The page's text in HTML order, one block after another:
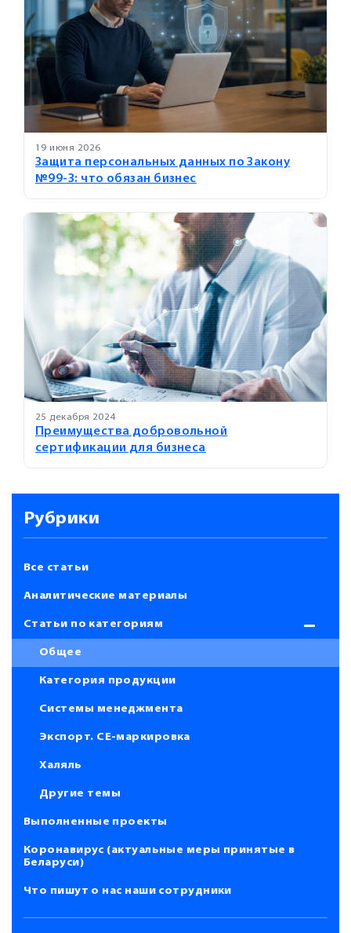
19 июня 2026
Защита персональных данных по Закону
№99-З: что обязан бизнес
25 декабря 2024
Преимущества добровольной
сертификации для бизнеса
Рубрики
Все статьи
Аналитические материалы
Статьи по категориям
Общее
Категория продукции
Системы менеджмента
Экспорт. СЕ-маркировка
Халяль
Другие темы
Выполненные проекты
Коронавирус (актуальные меры принятые в
Беларуси)
Что пишут о нас наши сотрудники